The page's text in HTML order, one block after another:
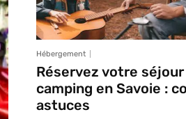
Hébergement
Réservez votre
camping en Savoie :
astuces